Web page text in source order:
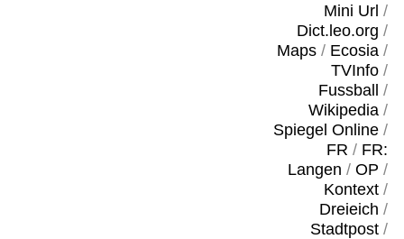
Mini Url /
Dict.leo.org /
Maps/ Ecosia/
TVInfo/
Fussball
/
Wikipedia/
Spiegel Online/
FR / FR:
Langen / OP /
Kontext/
Dreieich /
Stadtpost/